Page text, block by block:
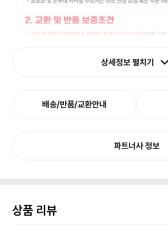
상세정보 펼치기
배송/반품/교환안내
파트너사 정보
상품 리뷰